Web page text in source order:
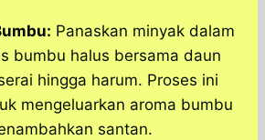
Panaskan minyak dalam
bumbu halus bersama daun
hingga harum. Proses ini
mengeluarkan aroma bumbu
santan.